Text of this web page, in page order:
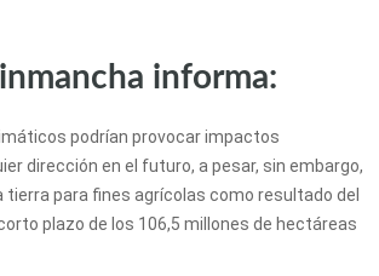
informa:
podrían provocar impactos
dirección en el futuro, a pesar, sin embargo,
para fines agrícolas como resultado del
plazo de los 106,5 millones de hectáreas